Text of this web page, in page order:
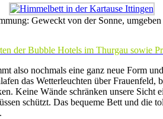
Geweckt von der Sonne,
der Bubble Hotels im Thurgau sowie
also nochmals eine ganz neue Form
das Wetterleuchten über
Keine Wände schränken unsere
schützt. Das bequeme Bett und die